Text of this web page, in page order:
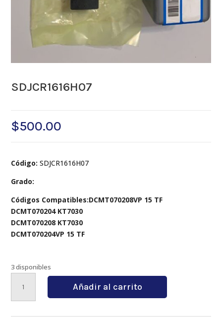
SDJCR1616H07
$500.00
Código: SDJCR1616H07
Grado:
Códigos Compatibles:DCMT070208VP 15 TF
DCMT070204 KT7030
DCMT070208 KT7030
DCMT070204VP 15 TF
3 disponibles
SDJCR1616H07
cantidad
Añadir al carrito